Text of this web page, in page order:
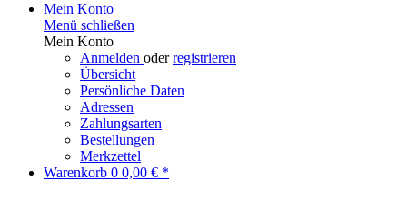
Mein Konto
Menü schließen
Mein Konto
Anmelden oderregistrieren
Übersicht
Persönliche Daten
Adressen
Zahlungsarten
Bestellungen
Merkzettel
Warenkorb 0 0,00 € *